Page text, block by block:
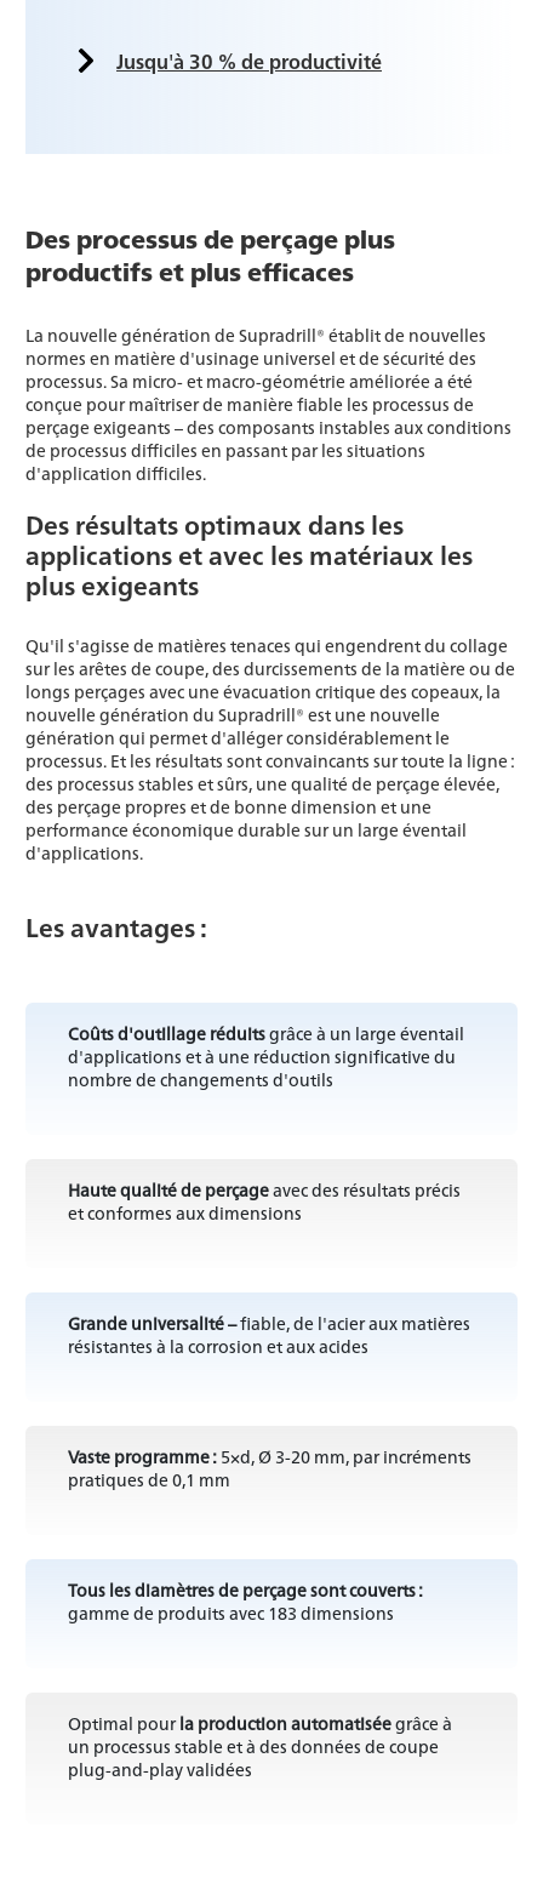
Jusqu'à 30 % de productivité
Des processus de perçage plus
productifs et plus efficaces
La nouvelle génération de Supradrill® établit de nouvelles
normes en matière d'usinage universel et de sécurité des
processus. Sa micro- et macro-géométrie améliorée a été
conçue pour maîtriser de manière fiable les processus de
perçage exigeants – des composants instables aux conditions
de processus difficiles en passant par les situations
d'application difficiles.
Des résultats optimaux dans les
applications et avec les matériaux les
plus exigeants
Qu'il s'agisse de matières tenaces qui engendrent du collage
sur les arêtes de coupe, des durcissements de la matière ou de
longs perçages avec une évacuation critique des copeaux, la
nouvelle génération du Supradrill® est une nouvelle
génération qui permet d'alléger considérablement le
processus. Et les résultats sont convaincants sur toute la ligne :
des processus stables et sûrs, une qualité de perçage élevée,
des perçage propres et de bonne dimension et une
performance économique durable sur un large éventail
d'applications.
Les avantages :
Coûts d'outillage réduitsgrâce à un large éventail
d'applications et à une réduction significative du
nombre de changements d'outils
Haute qualité de perçageavec des résultats précis
et conformes aux dimensions
Grande universalité –fiable, de l'acier aux matières
résistantes à la corrosion et aux acides
Vaste programme : 5×d, Ø 3-20 mm, par incréments
pratiques de 0,1 mm
Tous les diamètres de perçage sont couverts :
gamme de produits avec 183 dimensions
Optimal pourla production automatiséegrâce à
un processus stable et à des données de coupe
plug-and-play validées